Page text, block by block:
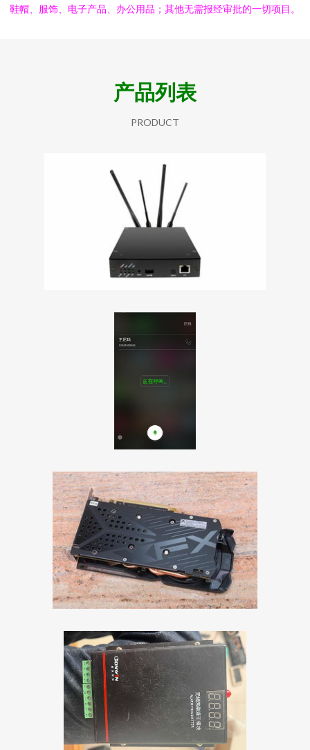
鞋帽、服饰、电子产品、办公用品；其他无需报经审批的一切项目。
产品列表
PRODUCT